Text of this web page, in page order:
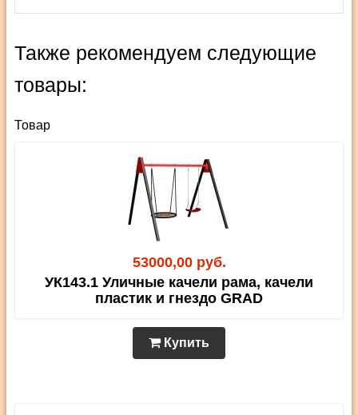
Также рекомендуем следующие
товары:
Товар
53000,00 руб.
УК143.1 Уличные качели рама, качели
пластик и гнездо GRAD
Купить